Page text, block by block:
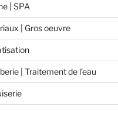
| SPA
| Gros oeuvre
| Traitement de l’eau